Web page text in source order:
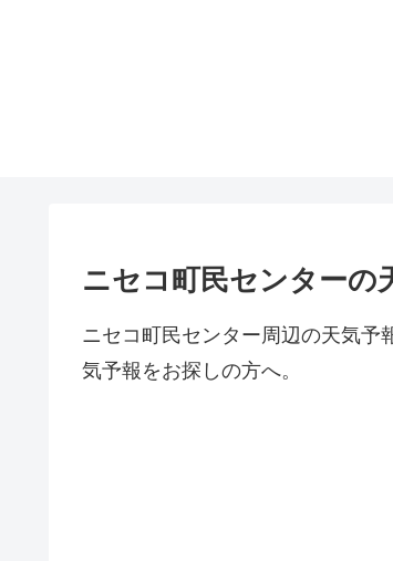
ニセコ町民センターの
ニセコ町民センター周辺の天気予
気予報をお探しの方へ。